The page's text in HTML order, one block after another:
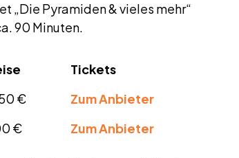
„Die Pyramiden & vieles mehr“
90 Minuten.
Tickets
€
Zum Anbieter
€ Zum Anbieter